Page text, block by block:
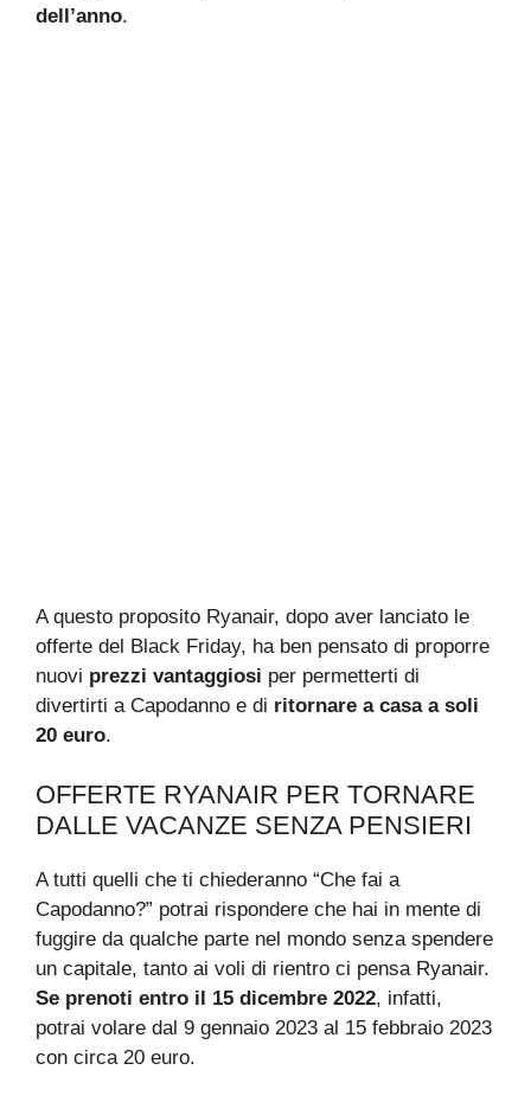
dell’anno.
A questo proposito Ryanair, dopo aver lanciato le
offerte del Black Friday, ha ben pensato di proporre
nuovi prezzi vantaggiosi per permetterti di
divertirti a Capodanno e di ritornare a casa a soli
20 euro.
OFFERTE RYANAIR PER TORNARE
DALLE VACANZE SENZA PENSIERI
A tutti quelli che ti chiederanno “Che fai a
Capodanno?” potrai rispondere che hai in mente di
fuggire da qualche parte nel mondo senza spendere
un capitale, tanto ai voli di rientro ci pensa Ryanair.
Se prenoti entro il 15 dicembre 2022, infatti,
potrai volare dal 9 gennaio 2023 al 15 febbraio 2023
con circa 20 euro.